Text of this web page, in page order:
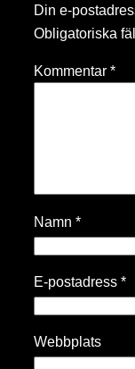
Din e-
Obligatoriska
Kommentar *
Namn *
E-postadress *
Webbplats